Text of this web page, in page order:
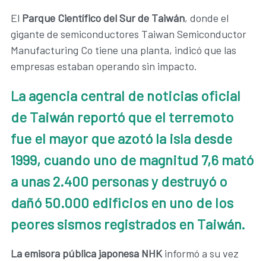
El Parque Científico del Sur de Taiwán, donde el
gigante de semiconductores Taiwan Semiconductor
Manufacturing Co tiene una planta, indicó que las
empresas estaban operando sin impacto.
La agencia central de noticias oficial
de Taiwán reportó que el terremoto
fue el mayor que azotó la isla desde
1999, cuando uno de magnitud 7,6 mató
a unas 2.400 personas y destruyó o
dañó 50.000 edificios en uno de los
peores sismos registrados en Taiwán.
La emisora pública japonesa NHK informó a su vez